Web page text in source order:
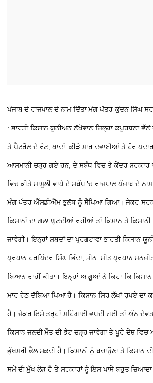
ਪੰਜਾਬ ਦੇ ਰਾਜਪਾਲ ਦੇ ਨਾਮ ਦਿੱਤਾ ਮੰਗ ਪੱਤਰਕੁੰਦਨ ਸਿੰਘ
: ਭਾਰਤੀ ਕਿਸਾਨ ਯੂਨੀਅਨ ਲੱਖੋਵਾਲ ਜ਼ਿਲ੍ਹਾ ਕਪੂਰਥਲਾ
ਤੇ ਪੈਟਰੋਲ ਦੇ ਰੇਟ, ਖਾਦਾਂ, ਕੀੜੇ ਮਾਰ ਦਵਾਈਆਂ ਤੇ ਹੋਰ
ਆਸਮਾਨੀ ਚੜ੍ਹ ਗਏ ਹਨ, ਦੇ ਸਬੰਧ ਵਿਚ ਤੇ ਕੇਂਦਰ ਸਰਕਾਰ
ਵਿਚ ਕੀਤੇ ਮਾਮੂਲੀ ਵਾਧੇ ਦੇ ਸਬੰਧ ’ਚ ਰਾਜਪਾਲ ਪੰਜਾਬ ਦੇ
ਮੰਗ ਪੱਤਰ ਐੱਸਡੀਐੱਮ ਭੁਲੱਥ ਨੂੰ ਸੌਂਪਿਆ ਗਿਆ। ਜੇਕਰ
ਕਿਸਾਨਾਂ ਦਾ ਗਲਾ ਘੁਟਦੀਆਂ ਰਹੀਆਂ ਤਾਂ ਕਿਸਾਨ ਤੇ
ਜਾਵੇਗੀ। ਇਨ੍ਹਾਂ ਸ਼ਬਦਾਂ ਦਾ ਪ੍ਰਗਟਾਵਾ ਭਾਰਤੀ ਕਿਸਾਨ
ਪ੍ਰਧਾਨ ਹਰਪਿੰਦਰ ਸਿੰਘ ਭਿੰਦਾ, ਸੀਨ. ਮੀਤ ਪ੍ਰਧਾਨ
ਬਿਆਨ ਰਾਹੀਂ ਕੀਤਾ। ਇਨ੍ਹਾਂ ਆਗੂਆਂ ਨੇ ਕਿਹਾ ਕਿ ਕਿਸਾਨ
ਮਾਰ ਹੇਠ ਦੱਬਿਆ ਪਿਆ ਹੈ। ਕਿਸਾਨ ਸਿਰ ਲੱਖਾਂ ਰੁਪਏ
ਹੈ। ਜੇਕਰ ਇਸੇ ਤਰ੍ਹਾਂ ਮਹਿੰਗਾਈ ਵਧਦੀ ਗਈ ਤਾਂ ਅੰਨ
ਕਿਸਾਨ ਜਲਦੀ ਮੌਤ ਦੀ ਭੇਟ ਚੜ੍ਹ ਜਾਵੇਗਾ ਤੇ ਪੂਰੇ ਦੇਸ਼ ਵਿਚ
ਭੁੱਖਮਰੀ ਫੈਲ ਸਕਦੀ ਹੈ। ਕਿਸਾਨੀ ਨੂੰ ਬਚਾਉਣਾ ਤੇ ਕਿਸਾਨ
ਸਮੇਂ ਦੀ ਮੁੱਖ ਲੋੜ ਹੈ ਤੇ ਸਰਕਾਰਾਂ ਨੂੰ ਇਸ ਪਾਸੇ ਬਹੁਤ